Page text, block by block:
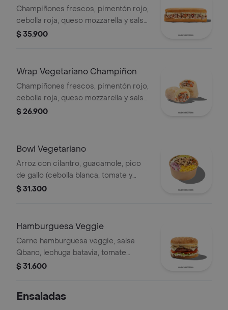
Champiñones frescos, pimentón rojo,
cebolla roja, queso mozzarella y salsa
Qbano.
$ 35.900
Wrap Vegetariano Champiñon
Champiñones frescos, pimentón rojo,
cebolla roja, queso mozzarella y salsa
Qbano.
$ 26.900
Bowl Vegetariano
Arroz con cilantro, guacamole, pico
de gallo (cebolla blanca, tomate y
cilantro), maíz tierno, cebolla roja y
$ 31.300
Hamburguesa Veggie
Carne hamburguesa veggie, salsa
Qbano, lechuga batavia, tomate
chonto, queso mozzarella, champiñón
$ 31.600
Ensaladas